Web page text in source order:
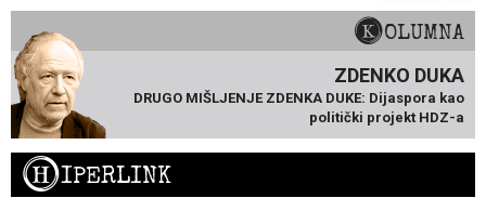
KOLUMNA
ZDENKO DUKA
DRUGO MIŠLJENJE ZDENKA DUKE: Dijaspora kao
politički projekt HDZ-a
HIPERLINK